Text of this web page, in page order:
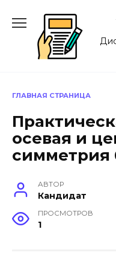
содержанию
ГЛАВНАЯ СТРАНИЦА
осевая и
симметрия
АВТОР
Кандидат
ПРОСМОТРОВ
1